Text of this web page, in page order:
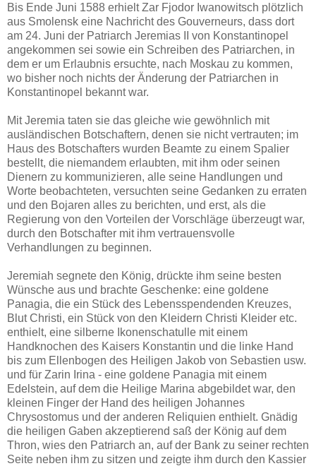
Bis Ende Juni 1588 erhielt Zar Fjodor Iwanowitsch plötzlich
aus Smolensk eine Nachricht des Gouverneurs, dass dort
am 24. Juni der Patriarch Jeremias II von Konstantinopel
angekommen sei sowie ein Schreiben des Patriarchen, in
dem er um Erlaubnis ersuchte, nach Moskau zu kommen,
wo bisher noch nichts der Änderung der Patriarchen in
Konstantinopel bekannt war.
Mit Jeremia taten sie das gleiche wie gewöhnlich mit
ausländischen Botschaftern, denen sie nicht vertrauten; im
Haus des Botschafters wurden Beamte zu einem Spalier
bestellt, die niemandem erlaubten, mit ihm oder seinen
Dienern zu kommunizieren, alle seine Handlungen und
Worte beobachteten, versuchten seine Gedanken zu erraten
und den Bojaren alles zu berichten, und erst, als die
Regierung von den Vorteilen der Vorschläge überzeugt war,
durch den Botschafter mit ihm vertrauensvolle
Verhandlungen zu beginnen.
Jeremiah segnete den König, drückte ihm seine besten
Wünsche aus und brachte Geschenke: eine goldene
Panagia, die ein Stück des Lebensspendenden Kreuzes,
Blut Christi, ein Stück von den Kleidern Christi Kleider etc.
enthielt, eine silberne Ikonenschatulle mit einem
Handknochen des Kaisers Konstantin und die linke Hand
bis zum Ellenbogen des Heiligen Jakob von Sebastien usw.
und für Zarin Irina - eine goldene Panagia mit einem
Edelstein, auf dem die Heilige Marina abgebildet war, den
kleinen Finger der Hand des heiligen Johannes
Chrysostomus und der anderen Reliquien enthielt. Gnädig
die heiligen Gaben akzeptierend saß der König auf dem
Thron, wies den Patriarch an, auf der Bank zu seiner rechten
Seite neben ihm zu sitzen und zeigte ihm durch den Kassier